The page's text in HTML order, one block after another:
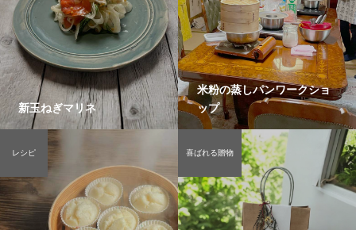
新玉ねぎマリネ
米粉の蒸しパンワークショ
ップ
レシピ 喜ばれる贈物